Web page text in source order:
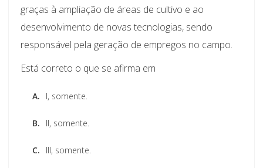
graças à ampliação de áreas de cultivo e ao
desenvolvimento de novas tecnologias, sendo
responsável pela geração de empregos no campo.
Está correto o que se afirma em
A. I, somente.
B. II, somente.
C. III, somente.